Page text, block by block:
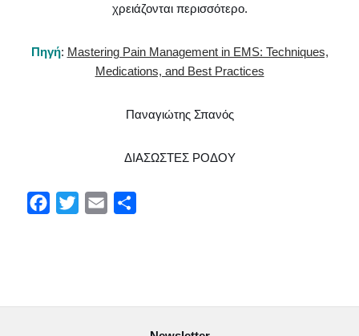
χρειάζονται περισσότερο.
Πηγή: Mastering Pain Management in EMS: Techniques,
Medications, and Best Practices
Παναγιώτης Σπανός
ΔΙΑΣΩΣΤΕΣ ΡΟΔΟΥ